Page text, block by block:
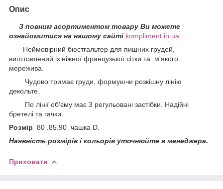
Опис
З повним асортиментом товару Ви можете
ознайомитися на нашому сайті kompliment.in.ua
Неймовірний бюстгальтер для пишних грудей,
виготовлений із ніжної французької сітки та м'якого
мережива.
Чудово тримає груди, формуючи розкішну лінію
декольте.
По лінії об'єму має 3 регульовані застібки. Надійні
бретелі та гачки.
Розмір 80 .85.90 чашка D.
Наявність розмірів і кольорів уточнюйте в менеджера.
Приховати